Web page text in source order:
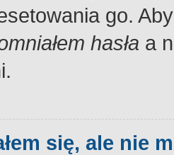
go.
hasła a
się, ale nie